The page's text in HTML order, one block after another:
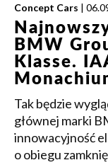
Concept Cars |
BMW
Klasse.
Tak będzie
głównej marki
innowacyjność
o obiegu